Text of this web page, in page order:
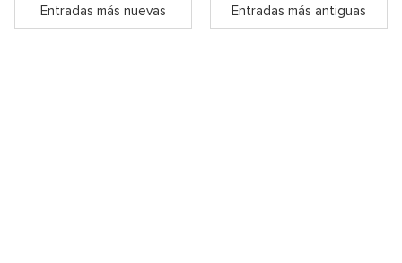
Entradas más nuevas Entradas más antiguas